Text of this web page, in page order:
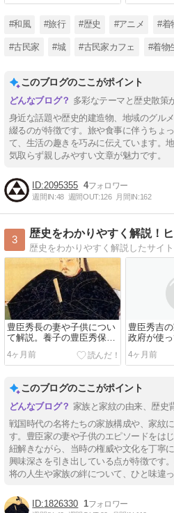
#和風 #旅行 #歴史 #アニメ #着
#古民家 #城 #古民家カフェ #着物
このブログのここがポイント
多彩なテーマと歴史散策
身近な話題や歴史的建造物、地域のグル
綴るのが特徴です。旅や食事に伴うちょ
て、生活の趣きを巧みに伝えています。
気取らず親しみやすい文章が魅力です。
2095355 4
週間IN:48 週間OUT:126 月間IN:162
3
歴史をわかりやすく解説！
豊臣秀長の妻や子供につい
て解説。養子の豊臣秀保と
4ヶ月前
豊臣秀吉
政府が使
いて！
4ヶ月前
このブログのここがポイント
家族と家紋の由来、歴史
戦国時代の名将たちの家族構成や、家紋
す。豊臣家の妻や子供のエピソードをは
紐解きながら、当時の権威や文化を丁寧
興味深さを引き出している点が特徴です
将の人生や家族の絆について、ひと味違
1826330 1